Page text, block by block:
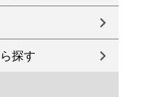
探す